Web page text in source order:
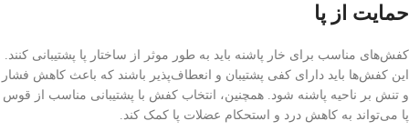
حمایت از پا
کفش‌های مناسب برای خار پاشنه باید به طور موثر از ساختار پا پشتیبانی کنند.
این کفش‌ها باید دارای کفی پشتیبان و انعطاف‌پذیر باشند که باعث کاهش فشار
و تنش بر ناحیه پاشنه شود. همچنین، انتخاب کفش با پشتیبانی مناسب از قوس
پا می‌تواند به کاهش درد و استحکام عضلات پا کمک کند.